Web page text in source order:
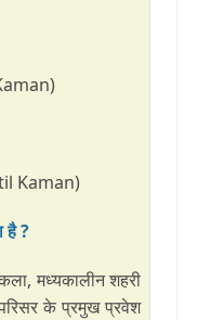
Kaman)
है ?
मध्यकालीन शहरी
के प्रमुख प्रवेश